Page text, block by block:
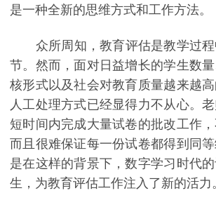
是一种全新的思维方式和工作方法。
众所周知，教育评估是教学过程
节。然而，面对日益增长的学生数
核形式以及社会对教育质量越来越
人工处理方式已经显得力不从心。
短时间内完成大量试卷的批改工作，
而且很难保证每一份试卷都得到同
是在这样的背景下，数字学习时代
生，为教育评估工作注入了新的活力